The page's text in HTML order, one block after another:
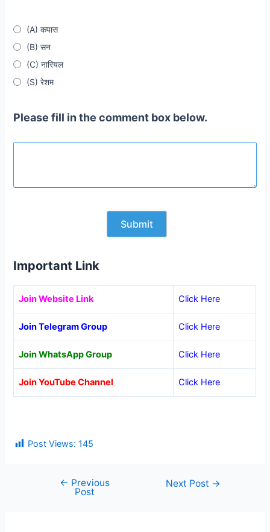
(A) कपास
(B) सन
(C) नारियल
(S) रेशम
Please fill in the comment box below.
Important Link
Join Website Link Click Here
Join Telegram Group Click Here
Join WhatsApp Group Click Here
Join YouTube Channel Click Here
Post Views: 145
navigation
← Previous
Post
Next Post →